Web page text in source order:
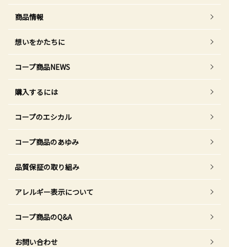
商品情報
想いをかたちに
コープ商品NEWS
購入するには
コープのエシカル
コープ商品のあゆみ
品質保証の取り組み
アレルギー表示について
コープ商品のQ&A
お問い合わせ